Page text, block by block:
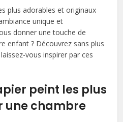
plus adorables et originaux
unique et
donner une touche de
enfant ? Découvrez sans plus
vous inspirer par ces
peint les plus
une chambre